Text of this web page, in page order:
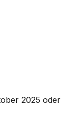
2025 oder